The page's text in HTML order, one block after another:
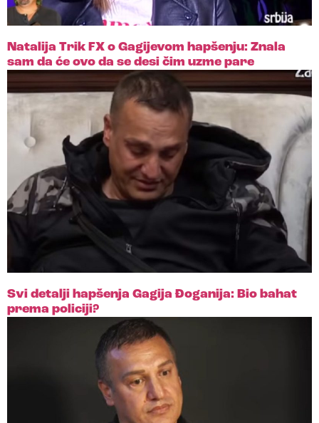
Natalija Trik FX o Gagijevom hapšenju: Znala
sam da će ovo da se desi čim uzme pare
Svi detalji hapšenja Gagija Đoganija: Bio bahat
prema policiji?